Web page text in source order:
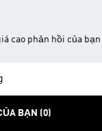
cao phản hồi của bạn
BẠN (0)